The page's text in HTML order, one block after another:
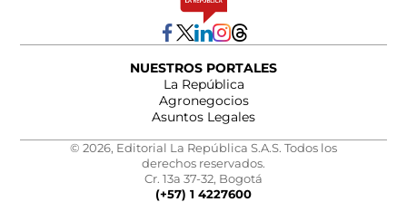
NUESTROS PORTALES
La República
Agronegocios
Asuntos Legales
© 2026, Editorial La República S.A.S. Todos los
derechos reservados.
Cr. 13a 37-32, Bogotá
(+57) 1 4227600